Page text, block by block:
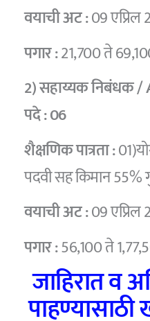
वयाची अट :09 एप्रिल
पगार :21,700 ते
2) सहाय्यक निबंधक
पदे :06
शैक्षणिक पात्रता :
पदवी सह किमान
वयाची अट :09 एप्रिल
पगार :56,100 ते
जाहिरात व